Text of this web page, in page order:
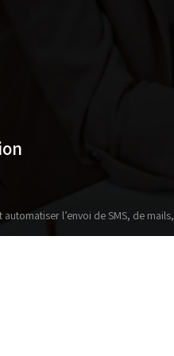
l’envoi de SMS, de